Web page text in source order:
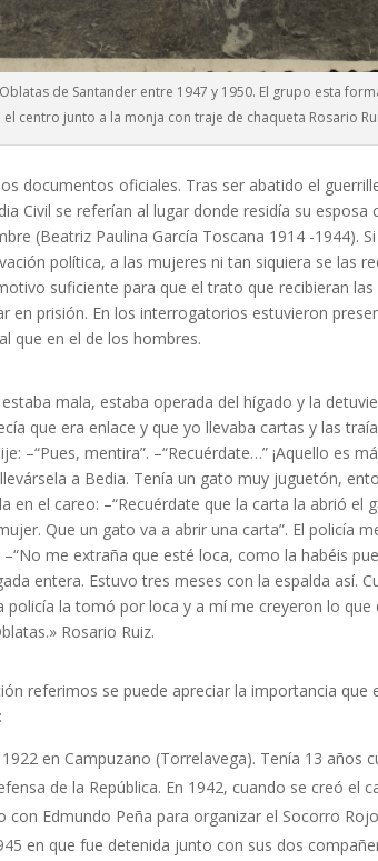
de Santander entre 1947 y 1950. El grupo esta
el centro junto a la monja con traje de chaqueta Rosario
documentos oficiales. Tras ser abatido el
Civil se referían al lugar donde residía su
(Beatriz Paulina García Toscana 1914 -1944).
política, a las mujeres ni tan siquiera se las
suficiente para que el trato que recibieran
en prisión. En los interrogatorios estuvieron
que en el de los hombres.
mala, estaba operada del hígado y la
que era enlace y que yo llevaba cartas y las
–“Pues, mentira”. –“Recuérdate…” ¡Aquello es
a Bedia. Tenía un gato muy juguetón,
en el careo: –“Recuérdate que la carta la abrió el
Que un gato va a abrir una carta”. El policía
me extraña que esté loca, como la habéis
entera. Estuvo tres meses con la espalda así.
policía la tomó por loca y a mí me creyeron lo
Rosario Ruiz.
referimos se puede apreciar la importancia que
en Campuzano (Torrelavega). Tenía 13 años
de la República. En 1942, cuando se creó el
Edmundo Peña para organizar el Socorro
en que fue detenida junto con sus dos